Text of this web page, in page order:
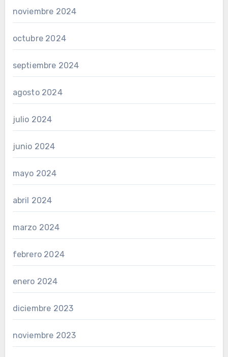
noviembre 2024
octubre 2024
septiembre 2024
agosto 2024
julio 2024
junio 2024
mayo 2024
abril 2024
marzo 2024
febrero 2024
enero 2024
diciembre 2023
noviembre 2023